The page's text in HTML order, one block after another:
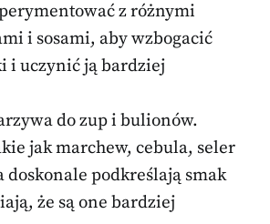
z różnymi
i sosami, aby wzbogacić
i uczynić ją bardziej
do zup i bulionów.
jak marchew, cebula, seler
doskonale podkreślają smak
że są one bardziej